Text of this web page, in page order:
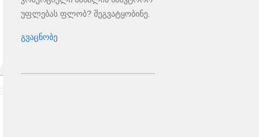
უფლებას ფლობ? შეგვატყობინე.
გვაცნობე